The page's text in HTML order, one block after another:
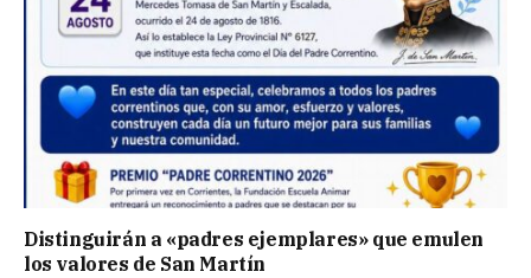
Distinguirán a «padres ejemplares» que emulen
los valores de San Martín